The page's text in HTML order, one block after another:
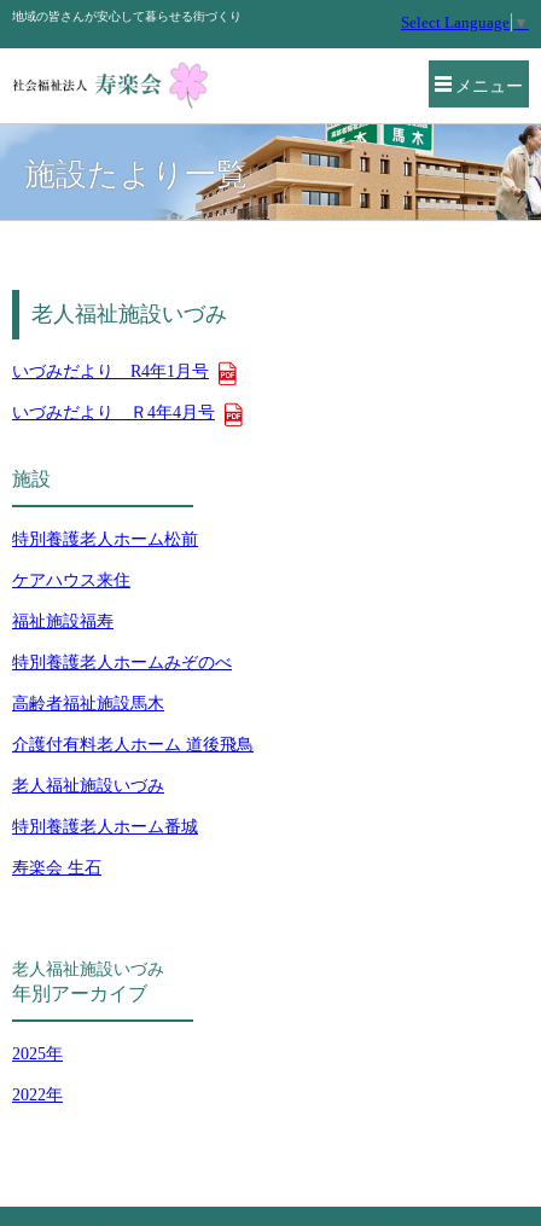
メニュー
地域の皆さんが安心して暮らせる街づくり Select Language ▼
施設たより一覧
老人福祉施設いづみ
いづみだより R4年1月号
いづみだより Ｒ4年4月号
施設
特別養護老人ホーム松前
ケアハウス来住
福祉施設福寿
特別養護老人ホームみぞのべ
高齢者福祉施設馬木
介護付有料老人ホーム 道後飛鳥
老人福祉施設いづみ
特別養護老人ホーム番城
寿楽会 生石
老人福祉施設いづみ
年別アーカイブ
2025
2022